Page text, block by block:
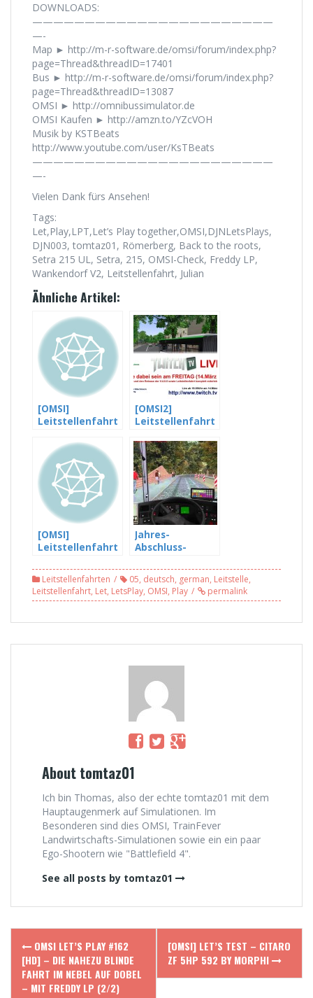
DOWNLOADS:
———————————————————————
—-
Map ► http://m-r-software.de/omsi/forum/index.php?
page=Thread&threadID=17401
Bus ► http://m-r-software.de/omsi/forum/index.php?
page=Thread&threadID=13087
OMSI ► http://omnibussimulator.de
OMSI Kaufen ► http://amzn.to/YZcVOH
Musik by KSTBeats
http://www.youtube.com/user/KsTBeats
———————————————————————
—-
Vielen Dank fürs Ansehen!
Tags:
Let,Play,LPT,Let’s Play together,OMSI,DJNLetsPlays,
DJN003, tomtaz01, Römerberg, Back to the roots,
Setra 215 UL, Setra, 215, OMSI-Check, Freddy LP,
Wankendorf V2, Leitstellenfahrt, Julian
Ähnliche Artikel:
[OMSI]
Leitstellenfahrt
#05 -Allein durch
Römerberg (5/6)
[OMSI2]
Leitstellenfahrt
#05 – Wir rücken
ein, ich fliege
ein… ;-)
[OMSI]
Leitstellenfahrt
#03 -Jetzt soll ich
auch noch Kaffee
fahren… (3/6)
Jahres-
Abschluss-
–
Leitstellenfahrt
vom 19.12.2014
Leitstellenfahrten 05, deutsch, german, Leitstelle,
Leitstellenfahrt, Let, LetsPlay, OMSI, Play permalink
About tomtaz01
Ich bin Thomas, also der echte tomtaz01 mit dem
Hauptaugenmerk auf Simulationen. Im
Besonderen sind dies OMSI, TrainFever
Landwirtschafts-Simulationen sowie ein ein paar
Ego-Shootern wie "Battlefield 4".
See all posts by tomtaz01
Post
navigation
OMSI LET’S PLAY #162
[HD] – DIE NAHEZU BLINDE
FAHRT IM NEBEL AUF DOBEL
– MIT FREDDY LP (2/2)
[OMSI] LET’S TEST – CITARO
ZF 5HP 592 BY MORPHI